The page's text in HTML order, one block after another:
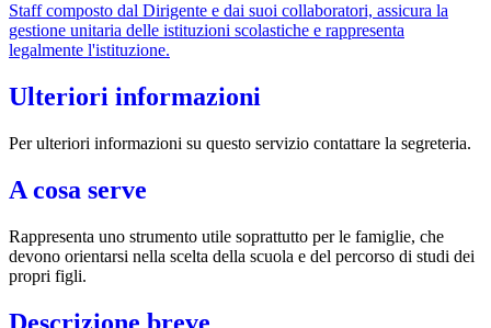
Staff composto dal Dirigente e dai suoi collaboratori, assicura la
gestione unitaria delle istituzioni scolastiche e rappresenta
legalmente l'istituzione.
Ulteriori informazioni
Per ulteriori informazioni su questo servizio contattare la segreteria.
A cosa serve
Rappresenta uno strumento utile soprattutto per le famiglie, che
devono orientarsi nella scelta della scuola e del percorso di studi dei
propri figli.